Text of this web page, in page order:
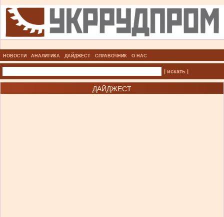
НОВОСТИ АНАЛИТИКА ДАЙДЖЕСТ СПРАВОЧНИК О НАС
| искать |
ДАЙДЖЕСТ